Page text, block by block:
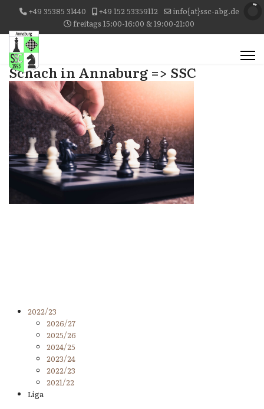
+49 35385 31440 +49 152 53359112
info{at}ssc-abg.de
freitags 15:00-16:00 & 19:00-21:00
Schach in Annaburg => SSC
2022/23
2026/27
2025/26
2024/25
2023/24
2022/23
2021/22
Liga